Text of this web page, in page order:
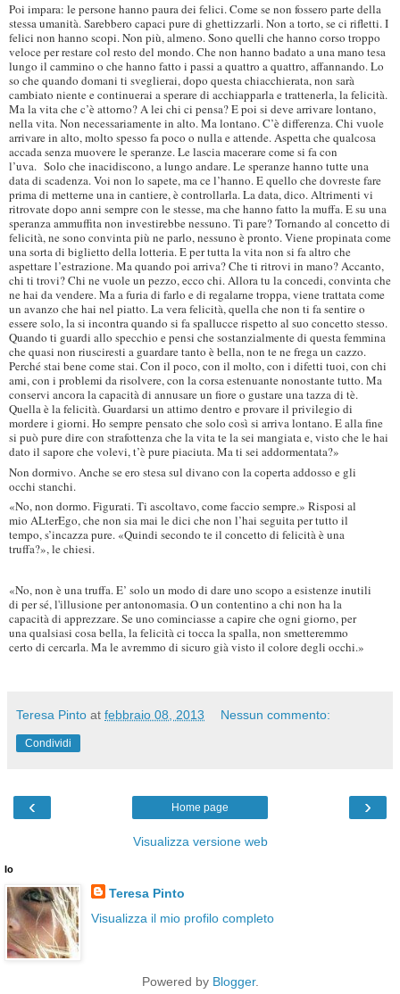
Poi impara: le persone hanno paura dei felici. Come se non fossero parte della
stessa umanità. Sarebbero capaci pure di ghettizzarli. Non a torto, se ci rifletti. I
felici non hanno scopi. Non più, almeno. Sono quelli che hanno corso troppo
veloce per restare col resto del mondo. Che non hanno badato a una mano tesa
lungo il cammino o che hanno fatto i passi a quattro a quattro, affannando. Lo
so che quando domani ti sveglierai, dopo questa chiacchierata, non sarà
cambiato niente e continuerai a sperare di acchiapparla e trattenerla, la felicità.
Ma la vita che c’è attorno? A lei chi ci pensa? E poi si deve arrivare lontano,
nella vita. Non necessariamente in alto. Ma lontano. C’è differenza. Chi vuole
arrivare in alto, molto spesso fa poco o nulla e attende. Aspetta che qualcosa
accada senza muovere le speranze. Le lascia macerare come si fa con
l’uva. Solo che inacidiscono, a lungo andare. Le speranze hanno tutte una
data di scadenza. Voi non lo sapete, ma ce l’hanno. E quello che dovreste fare
prima di metterne una in cantiere, è controllarla. La data, dico. Altrimenti vi
ritrovate dopo anni sempre con le stesse, ma che hanno fatto la muffa. E su una
speranza ammuffita non investirebbe nessuno. Ti pare? Tornando al concetto di
felicità, ne sono convinta più ne parlo, nessuno è pronto. Viene propinata come
una sorta di biglietto della lotteria. E per tutta la vita non si fa altro che
aspettare l’estrazione. Ma quando poi arriva? Che ti ritrovi in mano? Accanto,
chi ti trovi? Chi ne vuole un pezzo, ecco chi. Allora tu la concedi, convinta che
ne hai da vendere. Ma a furia di farlo e di regalarne troppa, viene trattata come
un avanzo che hai nel piatto. La vera felicità, quella che non ti fa sentire o
essere solo, la si incontra quando si fa spallucce rispetto al suo concetto stesso.
Quando ti guardi allo specchio e pensi che sostanzialmente di questa femmina
che quasi non riusciresti a guardare tanto è bella, non te ne frega un cazzo.
Perché stai bene come stai. Con il poco, con il molto, con i difetti tuoi, con chi
ami, con i problemi da risolvere, con la corsa estenuante nonostante tutto. Ma
conservi ancora la capacità di annusare un fiore o gustare una tazza di tè.
Quella è la felicità. Guardarsi un attimo dentro e provare il privilegio di
mordere i giorni. Ho sempre pensato che solo così si arriva lontano. E alla fine
si può pure dire con strafottenza che la vita te la sei mangiata e, visto che le hai
dato il sapore che volevi, t’è pure piaciuta. Ma ti sei addormentata?»
Non dormivo. Anche se ero stesa sul divano con la coperta addosso e gli
occhi stanchi.
«No, non dormo. Figurati. Ti ascoltavo, come faccio sempre.» Risposi al
mio ALterEgo, che non sia mai le dici che non l’hai seguita per tutto il
tempo, s’incazza pure. «Quindi secondo te il concetto di felicità è una
truffa?», le chiesi.
«No, non è una truffa. E’ solo un modo di dare uno scopo a esistenze inutili
di per sé, l'illusione per antonomasia. O un contentino a chi non ha la
capacità di apprezzare. Se uno cominciasse a capire che ogni giorno, per
una qualsiasi cosa bella, la felicità ci tocca la spalla, non smetteremmo
certo di cercarla. Ma le avremmo di sicuro già visto il colore degli occhi.»
Teresa Pinto at febbraio 08, 2013 Nessun commento:
Condividi
‹ ›
Home page
Visualizza versione web
Io
Teresa Pinto
Visualizza il mio profilo completo
Powered by Blogger.